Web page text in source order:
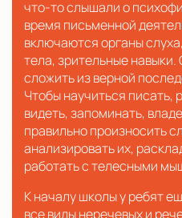
что-то слышали о
время письменной
включаются органы
тела, зрительные
сложить из верной
Чтобы научиться писать,
видеть, запоминать,
правильно произносить
анализировать их,
работать с телесными
К началу школы у ребят
все виды неречевых и